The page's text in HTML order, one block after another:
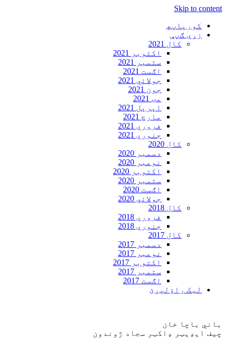
Skip to content
کورپاڼه‍
زړې ګڼې
کال 2021
اکتوبر 2021
ستمبر 2021
اګست 2021
جولائي 2021
جون 2021
مۍ 2021
اپرېل 2021
مارچ 2021
فروري 2021
جنوري 2021
کال 2020
دسمبر 2020
نومبر 2020
اکتوبر 2020
ستمبر 2020
اګست 2020
جولائي 2020
کال 2018
فروري 2018
جنوري 2018
کال 2017
دسمبر 2017
نومبر 2017
اکتوبر 2017
ستمبر 2017
اګست 2017
ليک راؤلېږئ
باني باچا خان
چيف ايډيټر ډاکټر سجاد ژوندون